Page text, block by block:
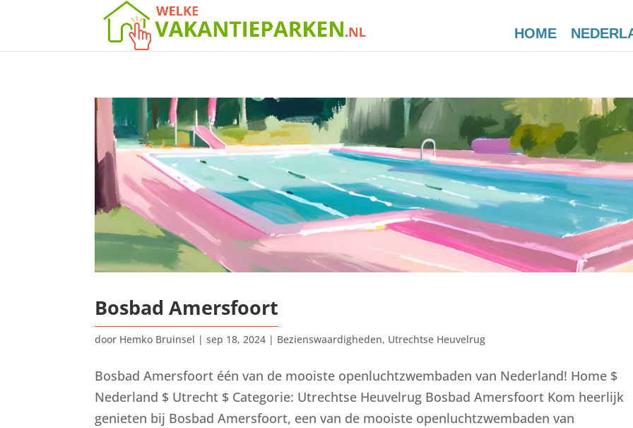
HOME
Bosbad Amersfoort
door Hemko Bruinsel |sep 18, 2024 | Bezienswaardigheden, Utrechtse Heuvelrug
Bosbad Amersfoort één van de mooiste openluchtzwembaden van Nederland! Home $
Nederland $ Utrecht $ Categorie: Utrechtse Heuvelrug Bosbad Amersfoort Kom heerlijk
genieten bij Bosbad Amersfoort, een van de mooiste openluchtzwembaden van